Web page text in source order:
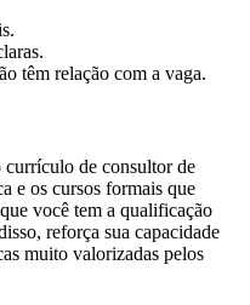
têm relação com a vaga.
currículo de consultor de
e os cursos formais que
você tem a qualificação
reforça sua capacidade
muito valorizadas pelos